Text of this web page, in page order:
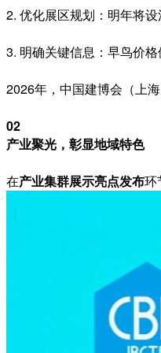
2. 优化展区规划：明年将
3. 明确关键信息：早鸟价
2026年，中国建博会（上
02
产业聚光，彰显地域特色
在产业集群展示亮点发布环